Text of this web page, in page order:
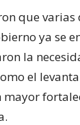
que varias
ya se
la
el
mayor